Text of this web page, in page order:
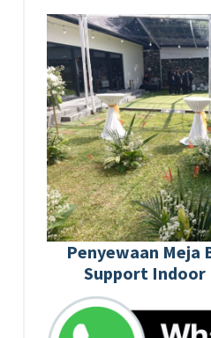
Penyewaan Meja
Support Indoor